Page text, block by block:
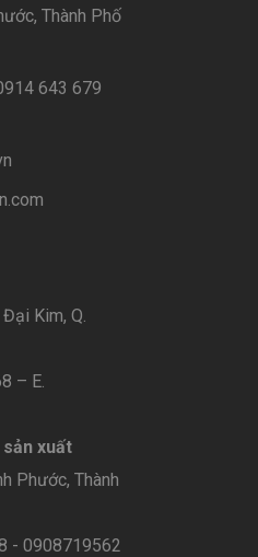
Thành Phố
643 679
Kim, Q.
– E.
xuất
Phước, Thành
- 0908719562